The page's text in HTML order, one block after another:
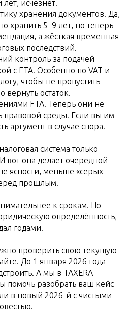
лет, исчезнет.
хранения документов. Да,
хранить 5–9 лет, но теперь
а жёсткая временная
последствий.
контроль за подачей
с FTA. Особенно по VAT и
чтобы не пропустить
вернуть остаток.
FTA. Теперь они не
правовой среды. Если вы им
аргумент в случае спора.
система только
вот она делает очередной
ясности, меньше «серых
прошлым.
к срокам. Но
определённость,
годами.
проверить свою текущую
До 1 января 2026 года
А мы в TAXERA
помочь разобрать ваш кейс
в новый 2026-й с чистыми